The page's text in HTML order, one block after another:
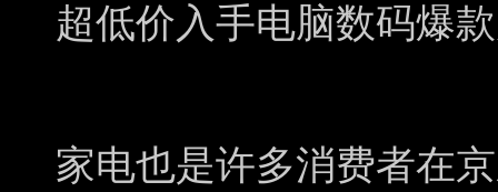
超低价入手电脑数码爆
家电也是许多消费者在